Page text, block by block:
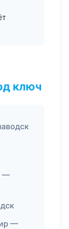
ключ
—
—